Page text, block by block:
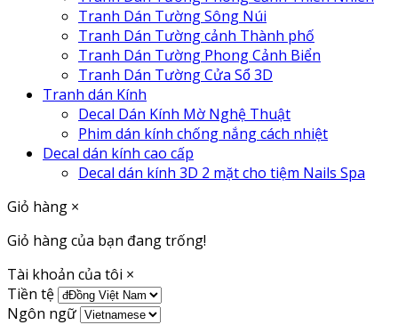
Tranh Dán Tường Sông Núi
Tranh Dán Tường cảnh Thành phố
Tranh Dán Tường Phong Cảnh Biển
Tranh Dán Tường Cửa Sổ 3D
Tranh dán Kính
Decal Dán Kính Mờ Nghệ Thuật
Phim dán kính chống nắng cách nhiệt
Decal dán kính cao cấp
Decal dán kính 3D 2 mặt cho tiệm Nails Spa
Giỏ hàng ×
Giỏ hàng của bạn đang trống!
Tài khoản của tôi ×
Tiền tệ
Ngôn ngữ